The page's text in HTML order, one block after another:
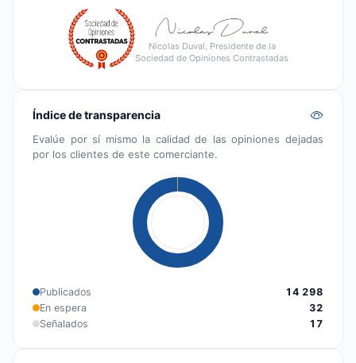
Nicolas Duval, Presidente de la
Sociedad de Opiniones Contrastadas
Índice de transparencia
Evalúe por sí mismo la calidad de las opiniones dejadas
por los clientes de este comerciante.
Publicados
14 298
En espera
32
Señalados
17